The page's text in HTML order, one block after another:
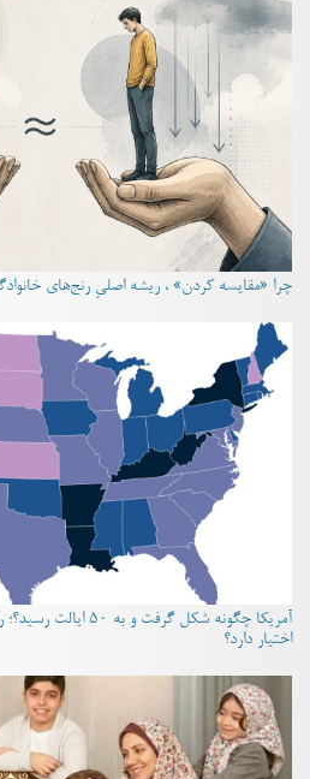
چرا «مقایسه کردن» ، ریشه اصلیِ رنج‌های
آمریکا چگونه شکل گرفت
اختیار دارد؟